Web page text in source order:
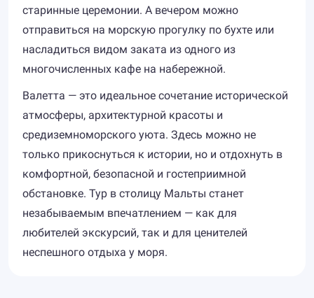
старинные церемонии. А вечером можно
отправиться на морскую прогулку по бухте или
насладиться видом заката из одного из
многочисленных кафе на набережной.
Валетта — это идеальное сочетание исторической
атмосферы, архитектурной красоты и
средиземноморского уюта. Здесь можно не
только прикоснуться к истории, но и отдохнуть в
комфортной, безопасной и гостеприимной
обстановке. Тур в столицу Мальты станет
незабываемым впечатлением — как для
любителей экскурсий, так и для ценителей
неспешного отдыха у моря.